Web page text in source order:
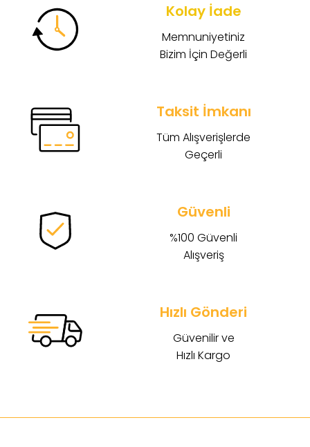
Kolay İade
Memnuniyetiniz
Bizim İçin Değerli
Taksit İmkanı
Tüm Alışverişlerde
Geçerli
Güvenli
%100 Güvenli
Alışveriş
Hızlı Gönderi
Güvenilir ve
Hızlı Kargo